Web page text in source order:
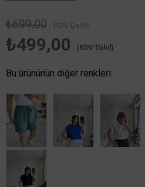
₺699,00 (KDV Dahil)
₺499,00 (KDV Dahil)
Bu ürününün diğer renkleri: